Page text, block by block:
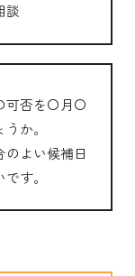
談
可否を〇月〇
か。
のよい候補日
す。